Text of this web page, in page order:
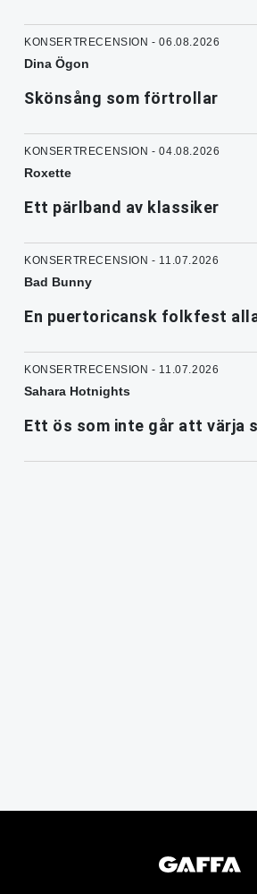
KONSERTRECENSION - 06.08.2026
Dina Ögon
Skönsång som förtrollar
KONSERTRECENSION - 04.08.2026
Roxette
Ett pärlband av klassiker
KONSERTRECENSION - 11.07.2026
Bad Bunny
En puertoricansk folkfest alla
KONSERTRECENSION - 11.07.2026
Sahara Hotnights
Ett ös som inte går att värja